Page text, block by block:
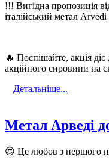
!!! Вигідна пропозиція
італійський метал Arvedi
🔥 Поспішайте, акція
акційного сировини на
Детальніше...
Метал Арведі
😍 Це любов з першого